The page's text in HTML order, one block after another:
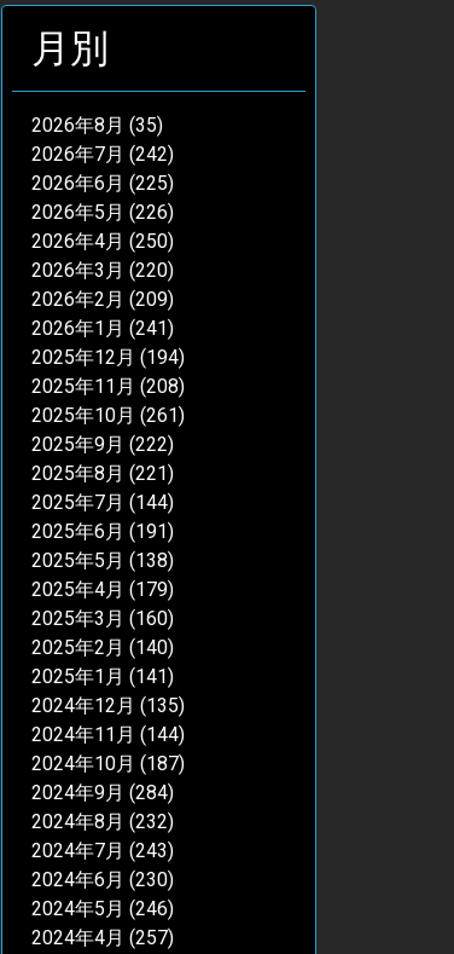
月別
2026年8月 (35)
2026年7月 (242)
2026年6月 (225)
2026年5月 (226)
2026年4月 (250)
2026年3月 (220)
2026年2月 (209)
2026年1月 (241)
2025年12月 (194)
2025年11月 (208)
2025年10月 (261)
2025年9月 (222)
2025年8月 (221)
2025年7月 (144)
2025年6月 (191)
2025年5月 (138)
2025年4月 (179)
2025年3月 (160)
2025年2月 (140)
2025年1月 (141)
2024年12月 (135)
2024年11月 (144)
2024年10月 (187)
2024年9月 (284)
2024年8月 (232)
2024年7月 (243)
2024年6月 (230)
2024年5月 (246)
2024年4月 (257)